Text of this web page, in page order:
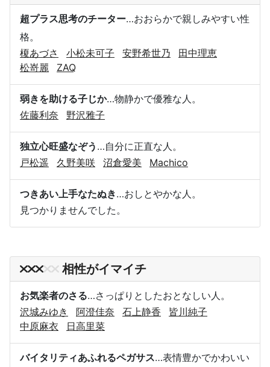
超プラス思考のチーター…おおらかで親しみやすい性
格。
榎あづさ
小松未可子 安野希世乃
田中理恵
松嵜麗
ZAQ
弱きを助ける子じか…物静かで優雅な人。
佐藤利奈
野沢雅子
独立心旺盛なぞう …自分に正直な人。
戸松遥
久野美咲 沼倉愛美 Machico
つきあい上手なたぬき…おしとやかな人。
見つかりませんでした。
相性がイマイチ
お気楽者のさる…さっぱりとしたおとなしい人。
沢城みゆき
阿澄佳奈 石上静香
皆川純子
中原麻衣
日高里菜
バイタリティあふれるペガサス…表情豊かでかわいい